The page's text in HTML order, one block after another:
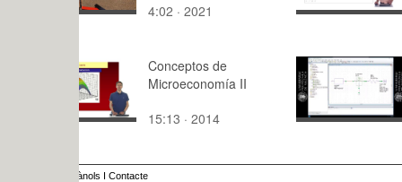
4:02 · 2021 5:59 · 2009
Conceptos de
Microeconomía II
15:13 · 2014
3:44 · 2020